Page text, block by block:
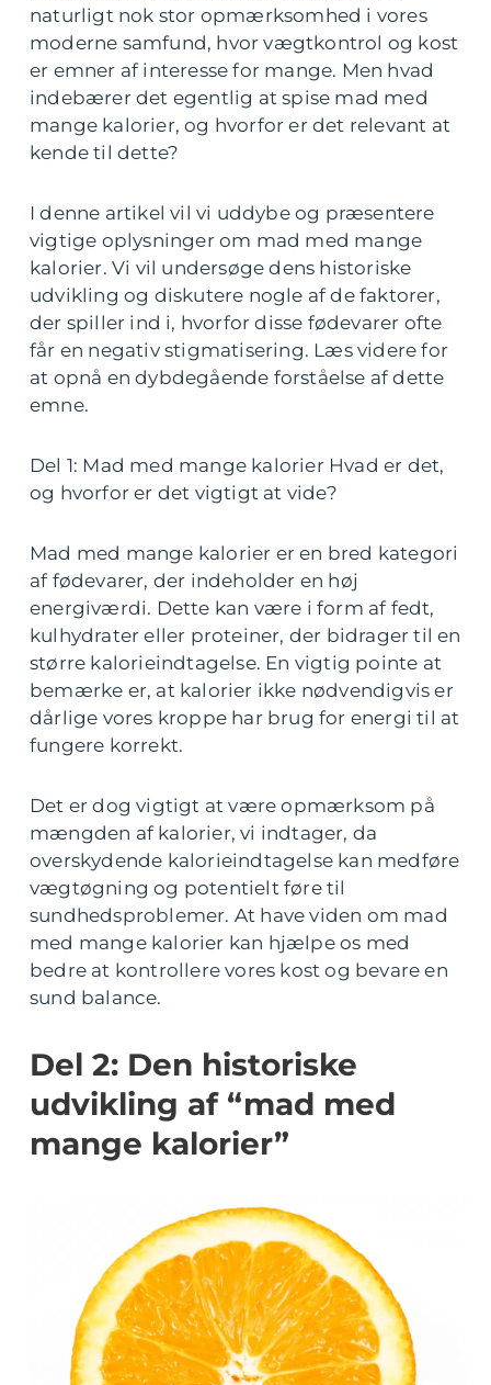
naturligt nok stor opmærksomhed i vores
moderne samfund, hvor vægtkontrol og kost
er emner af interesse for mange. Men hvad
indebærer det egentlig at spise mad med
mange kalorier, og hvorfor er det relevant at
kende til dette?
I denne artikel vil vi uddybe og præsentere
vigtige oplysninger om mad med mange
kalorier. Vi vil undersøge dens historiske
udvikling og diskutere nogle af de faktorer,
der spiller ind i, hvorfor disse fødevarer ofte
får en negativ stigmatisering. Læs videre for
at opnå en dybdegående forståelse af dette
emne.
Del 1: Mad med mange kalorier Hvad er det,
og hvorfor er det vigtigt at vide?
Mad med mange kalorier er en bred kategori
af fødevarer, der indeholder en høj
energiværdi. Dette kan være i form af fedt,
kulhydrater eller proteiner, der bidrager til en
større kalorieindtagelse. En vigtig pointe at
bemærke er, at kalorier ikke nødvendigvis er
dårlige vores kroppe har brug for energi til at
fungere korrekt.
Det er dog vigtigt at være opmærksom på
mængden af kalorier, vi indtager, da
overskydende kalorieindtagelse kan medføre
vægtøgning og potentielt føre til
sundhedsproblemer. At have viden om mad
med mange kalorier kan hjælpe os med
bedre at kontrollere vores kost og bevare en
sund balance.
Del 2: Den historiske
udvikling af “mad med
mange kalorier”